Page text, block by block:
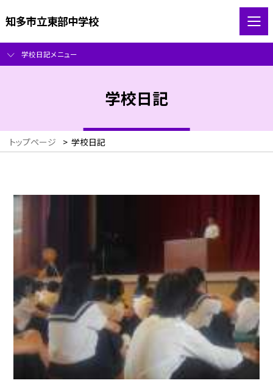
知多市立東部中学校
学校日記メニュー
学校日記
トップページ > 学校日記